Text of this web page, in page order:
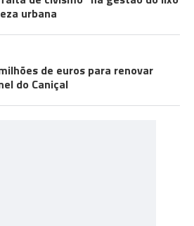
urbana
de euros para renovar
do Caniçal